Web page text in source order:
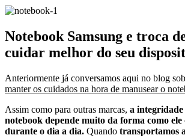
Notebook Samsung e troca
cuidar melhor do seu
Anteriormente já conversamos aqui no blog
manter os cuidados na hora de manusear o
Assim como para outras marcas, a
notebook depende muito da forma como
durante o dia a dia. Quando transportamos